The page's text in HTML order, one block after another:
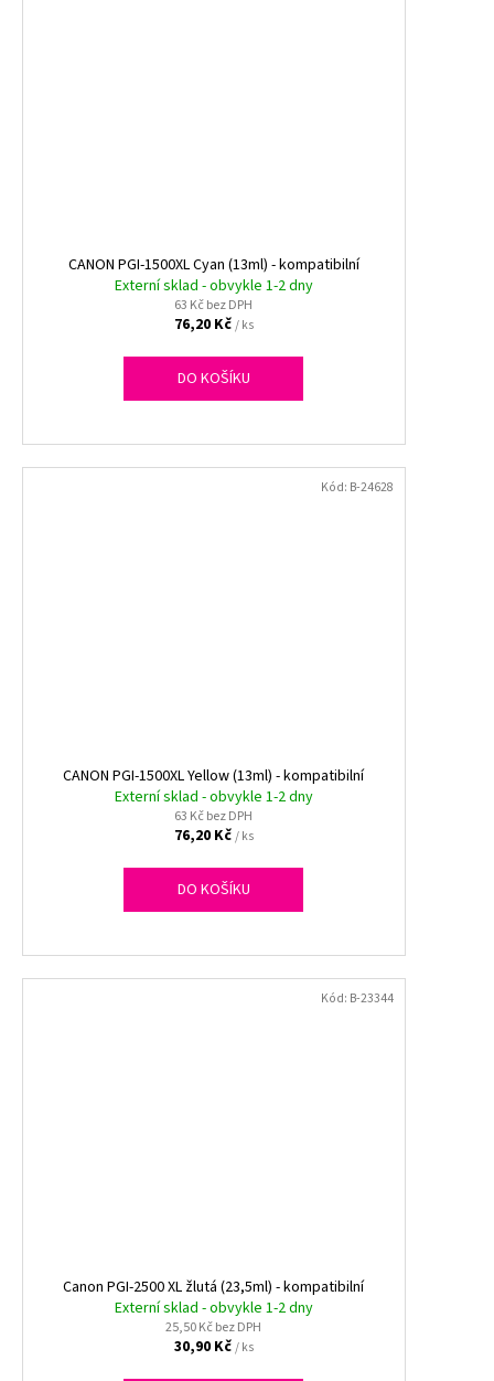
CANON PGI-1500XL Cyan (13ml) - kompatibilní
Externí sklad - obvykle 1-2 dny
63 Kč bez DPH
76,20 Kč/ ks
DO KOŠÍKU
CANON PGI-1500XL Yellow (13ml) - kompatibilní
Externí sklad - obvykle 1-2 dny
63 Kč bez DPH
76,20 Kč/ ks
DO KOŠÍKU
Kód: B-24628
Canon PGI-2500 XL žlutá (23,5ml) - kompatibilní
Externí sklad - obvykle 1-2 dny
25,50 Kč bez DPH
30,90 Kč/ ks
Kód: B-23344